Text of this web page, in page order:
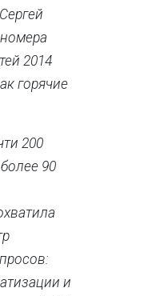
2014
горячие
200
90
и